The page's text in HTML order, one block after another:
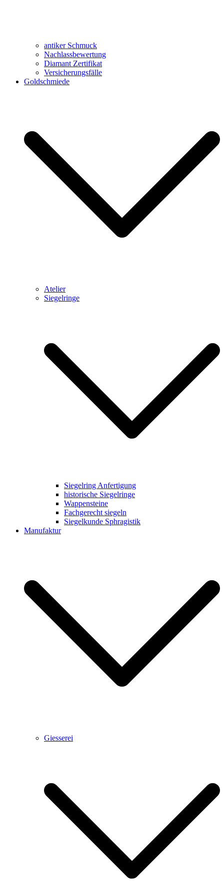
antiker Schmuck
Nachlassbewertung
Diamant Zertifikat
Versicherungsfälle
Goldschmiede
Atelier
Siegelringe
Siegelring Anfertigung
historische Siegelringe
Wappensteine
Fachgerecht siegeln
Siegelkunde Sphragistik
Manufaktur
Giesserei